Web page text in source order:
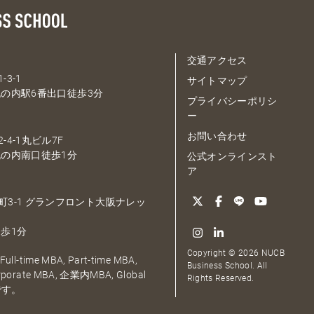
3-1
内駅6番出口徒歩3分
4-1丸ビル7F
内南口徒歩1分
3-1 グランフロント大阪ナレッ
1分
time MBA, Part-time MBA,
MBA, 企業内MBA, Global
。
交通アクセス
サイトマップ
プライバシーポリシ
ー
お問い合わせ
公式オンラインスト
ア
Copyright © 2026 NUCB
Business School. All
Rights Reserved.